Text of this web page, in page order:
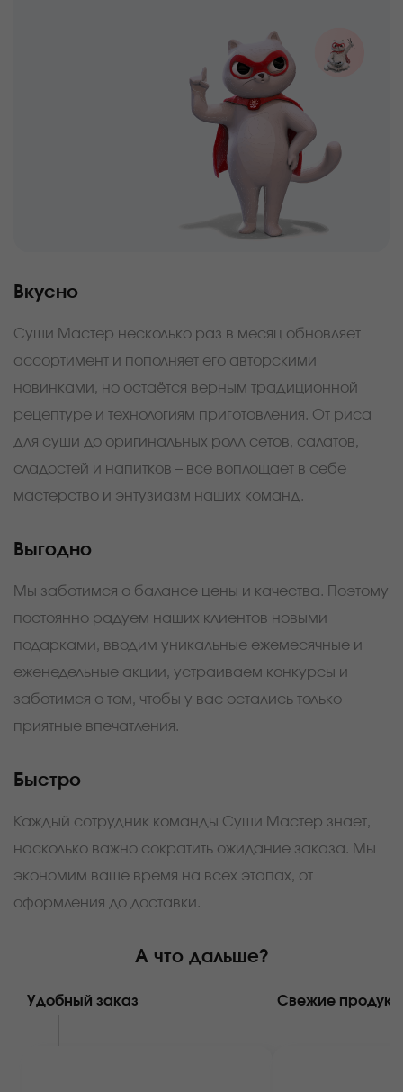
Вкусно
Суши Мастер несколько раз в месяц обновляет
ассортимент и пополняет его авторскими
новинками, но остаётся верным традиционной
рецептуре и технологиям приготовления. От риса
для суши до оригинальных ролл сетов, салатов,
сладостей и напитков – все воплощает в себе
мастерство и энтузиазм наших команд.
Выгодно
Мы заботимся о балансе цены и качества. Поэтому
постоянно радуем наших клиентов новыми
подарками, вводим уникальные ежемесячные и
еженедельные акции, устраиваем конкурсы и
заботимся о том, чтобы у вас остались только
приятные впечатления.
Быстро
Каждый сотрудник команды Суши Мастер знает,
насколько важно сократить ожидание заказа. Мы
экономим ваше время на всех этапах, от
оформления до доставки.
А что дальше?
Удобный заказ Свежие